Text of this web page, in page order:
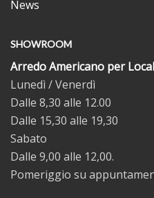
News
SHOWROOM
Arredo Americano per
Lunedì / Venerdì
Dalle 8,30 alle 12.00
Dalle 15,30 alle 19,30
Sabato
Dalle 9,00 alle 12,00.
Pomeriggio su